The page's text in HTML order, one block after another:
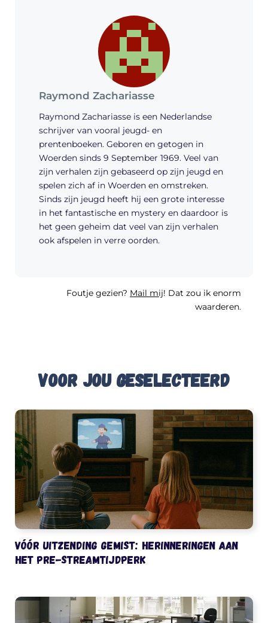
Raymond Zachariasse
Raymond Zachariasse is een Nederlandse
schrijver van vooral jeugd- en
prentenboeken. Geboren en getogen in
Woerden sinds 9 September 1969. Veel van
zijn verhalen zijn gebaseerd op zijn jeugd en
spelen zich af in Woerden en omstreken.
Sinds zijn jeugd heeft hij een grote interesse
in het fantastische en mystery en daardoor is
het geen geheim dat veel van zijn verhalen
ook afspelen in verre oorden.
Foutje gezien? Mail mij! Dat zou ik enorm
waarderen.
Voor jou geselecteerd
Vóór uitzending gemist: herinneringen aan
het pre-streamtijdperk